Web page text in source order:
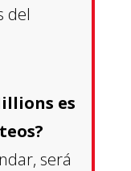
del
es
será